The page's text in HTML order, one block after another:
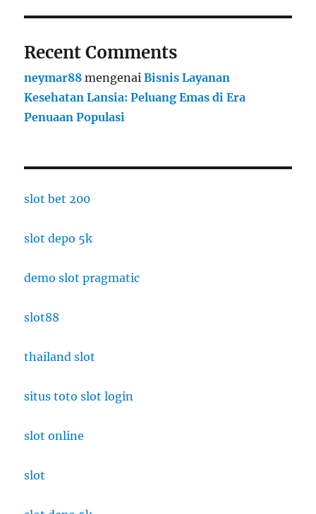
Recent Comments
neymar88 mengenaiBisnis Layanan
Kesehatan Lansia: Peluang Emas di Era
Penuaan Populasi
slot bet 200
slot depo 5k
demo slot pragmatic
slot88
thailand slot
situs toto slot login
slot online
slot